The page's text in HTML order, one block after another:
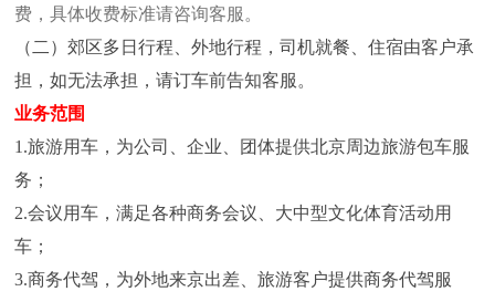
费，具体收费标准请咨询客服。
（二）郊区多日行程、外地行程，司机就餐、住宿由客户承
担，如无法承担，请订车前告知客服。
业务范围
1.旅游用车，为公司、企业、团体提供北京周边旅游包车服
务；
2.会议用车，满足各种商务会议、大中型文化体育活动用
车；
3.商务代驾，为外地来京出差、旅游客户提供商务代驾服